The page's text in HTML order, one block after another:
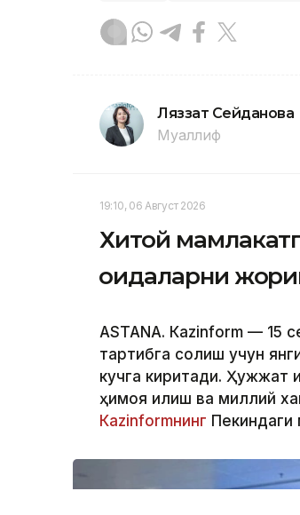
Ляззат Сейданова
Муаллиф
19:10, 06 Август 2026
Хитой
қоидаларни
ASTANА. Кazinform — 15
тартибга солиш учун
кучга киритади. Ҳужжат
ҳимоя қилиш ва миллий
Кazinformнинг Пекиндаги